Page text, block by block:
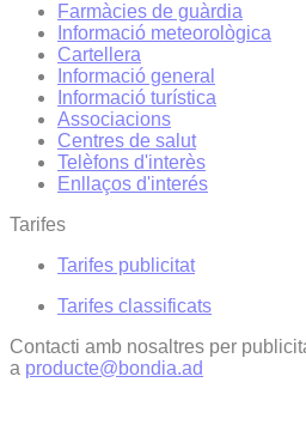
Farmàcies de guàrdia
Informació meteorològica
Cartellera
Informació general
Informació turística
Associacions
Centres de salut
Telèfons d'interès
Enllaços d'interés
Tarifes
Tarifes publicitat
Tarifes classificats
Contacti amb nosaltres per
a producte@bondia.ad